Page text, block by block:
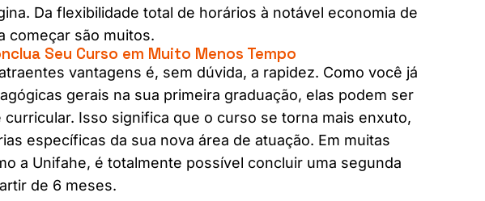
Da flexibilidade total de horários à notável economia de
começar são muitos.
Seu Curso em Muito Menos Tempo
vantagens é, sem dúvida, a rapidez. Como você já
gerais na sua primeira graduação, elas podem ser
curricular. Isso significa que o curso se torna mais enxuto,
específicas da sua nova área de atuação. Em muitas
a Unifahe, é totalmente possível concluir uma segunda
de 6 meses.